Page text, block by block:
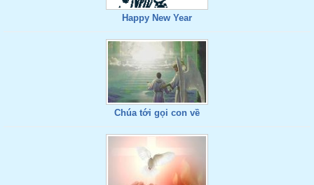
Happy New Year
Chúa tới gọi con về